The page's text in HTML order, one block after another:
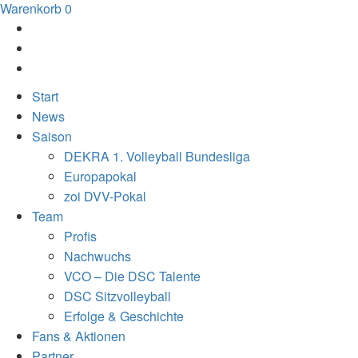
Warenkorb0
Start
News
Saison
DEKRA 1. Volleyball Bundesliga
Europapokal
zoi DVV-Pokal
Team
Profis
Nachwuchs
VCO – Die DSC Talente
DSC Sitzvolleyball
Erfolge & Geschichte
Fans & Aktionen